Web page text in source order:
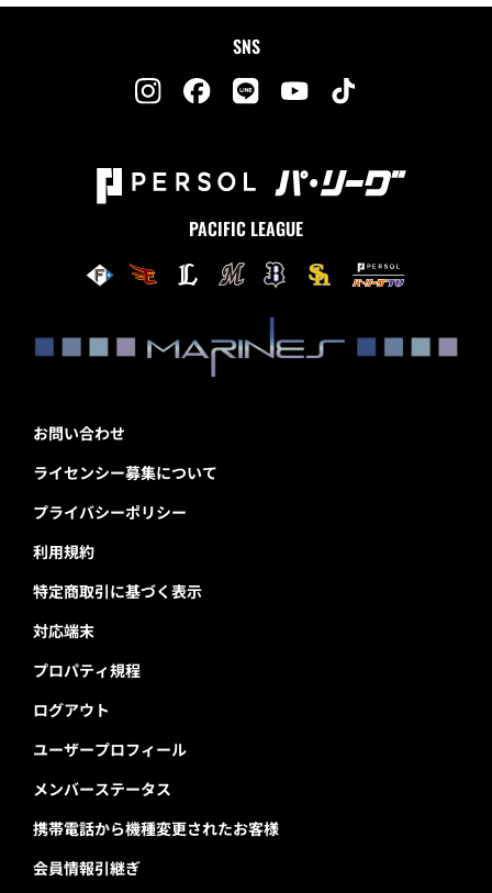
SNS
PACIFIC LEAGUE
お問い合わせ
ライセンシー募集について
プライバシーポリシー
利用規約
特定商取引に基づく表示
対応端末
プロパティ規程
ログアウト
ユーザープロフィール
メンバーステータス
携帯電話から機種変更されたお客様
会員情報引継ぎ